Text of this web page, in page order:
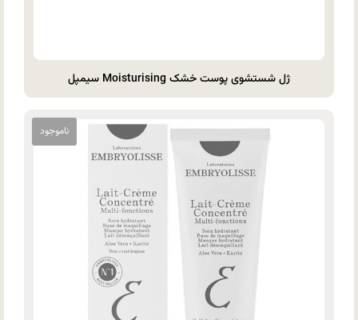
ژل شستشوی پوست خشک Moisturising سیمپل